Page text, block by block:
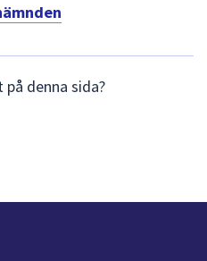
denna sida?